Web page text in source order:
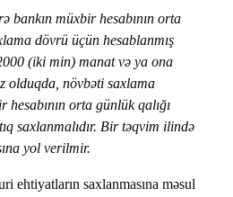
bankın müxbir hesabının orta
dövrü üçün hesablanmış
(iki min) manat və ya ona
olduqda, növbəti saxlama
orta günlük qalığı
saxlanmalıdır. Bir təqvim ilində
yol verilmir.
ehtiyatların saxlanmasına məsul